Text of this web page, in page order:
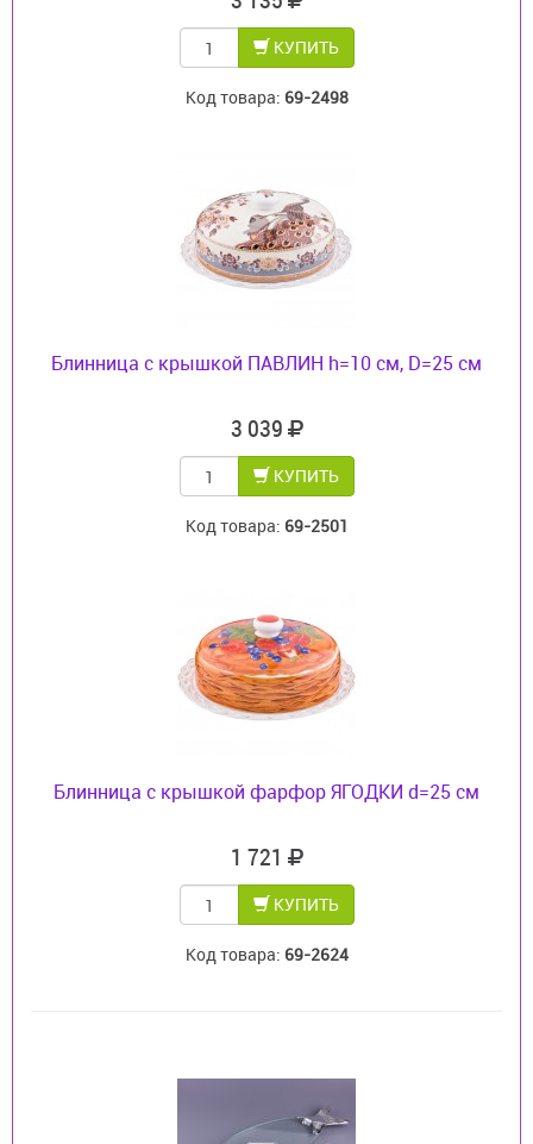
КУПИТЬ
Код товара: 69-2498
Блинница с крышкой ПАВЛИН h=10 см, D=25 см
3 039
КУПИТЬ
Код товара: 69-2501
Блинница с крышкой фарфор ЯГОДКИ d=25 см
1 721
КУПИТЬ
Код товара: 69-2624